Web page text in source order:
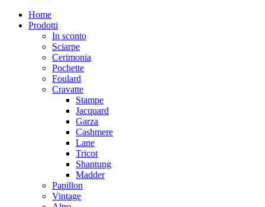
Home
Prodotti
In sconto
Sciarpe
Cerimonia
Pochette
Foulard
Cravatte
Stampe
Jacquard
Garza
Cashmere
Lane
Tricot
Shantung
Madder
Papillon
Vintage